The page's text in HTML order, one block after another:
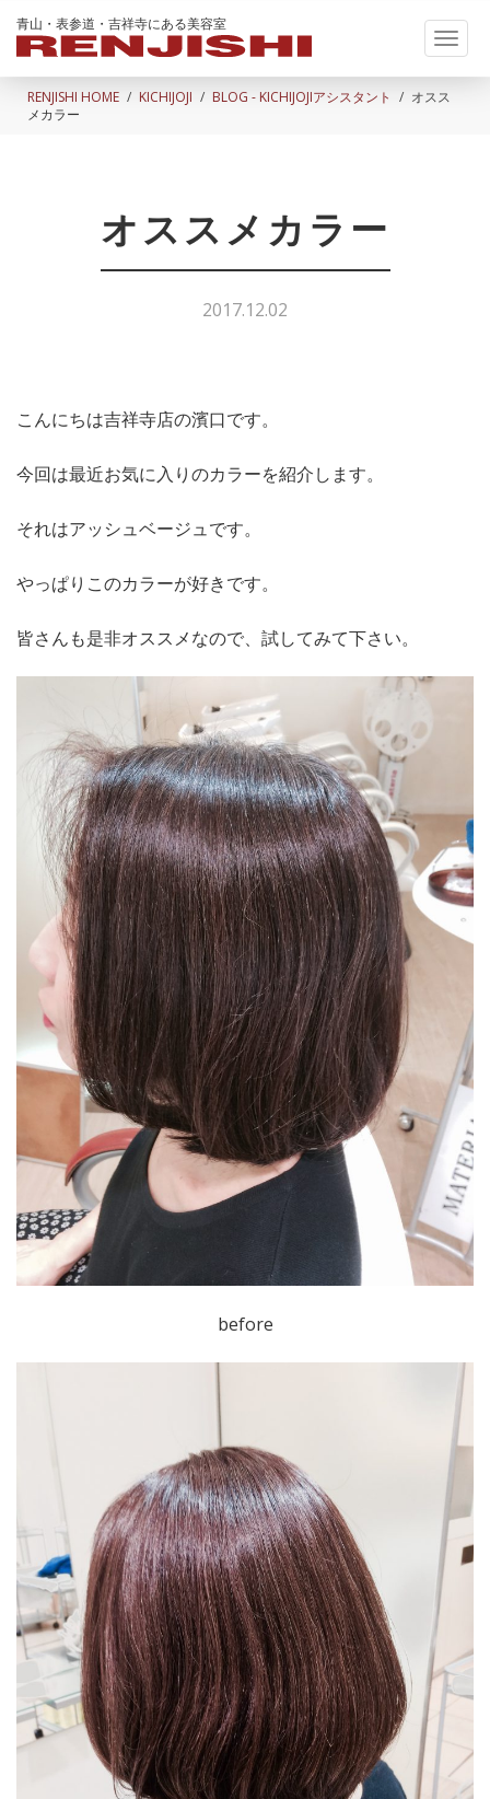
青山・表参道・吉祥寺にある美容室
RENJISHI HOME KICHIJOJI BLOG - KICHIJOJIアシスタント
オスス
メカラー
オススメカラー
2017.12.02
こんにちは吉祥寺店の濱口です。
今回は最近お気に入りのカラーを紹介します。
それはアッシュベージュです。
やっぱりこのカラーが好きです。
皆さんも是非オススメなので、試してみて下さい。
before